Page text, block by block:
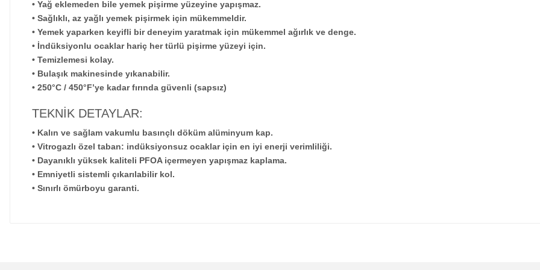
• Yağ eklemeden bile yemek pişirme yüzeyine yapışmaz.
• Sağlıklı, az yağlı yemek pişirmek için mükemmeldir.
• Yemek yaparken keyifli bir deneyim yaratmak için mükemmel ağırlık ve denge.
• İndüksiyonlu ocaklar hariç her türlü pişirme yüzeyi için.
• Temizlemesi kolay.
• Bulaşık makinesinde yıkanabilir.
• 250°C / 450°F’ye kadar fırında güvenli (sapsız)
TEKNİK DETAYLAR:
• Kalın ve sağlam vakumlu basınçlı döküm alüminyum kap.
• Vitrogazlı özel taban: indüksiyonsuz ocaklar için en iyi enerji verimliliği.
• Dayanıklı yüksek kaliteli PFOA içermeyen yapışmaz kaplama.
• Emniyetli sistemli çıkarılabilir kol.
• Sınırlı ömürboyu garanti.